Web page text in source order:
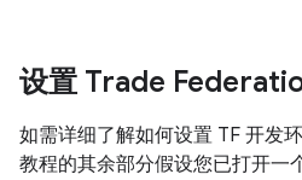
设置 Trade
如需详细了解如何设置 TF 开发
教程的其余部分假设您已打开一